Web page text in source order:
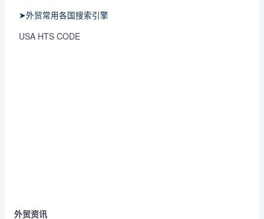
➤外贸常用各国搜索引擎
USA HTS CODE
外贸资讯